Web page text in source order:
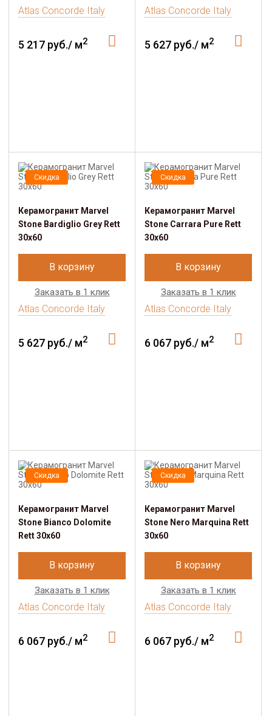
Atlas Concorde Italy
5 217 руб./ м2
Atlas Concorde Italy
5 627 руб./ м2
Скидка
Керамогранит Marvel
Stone Bardiglio Grey Rett
30x60
В корзину
Заказать в 1 клик
Atlas Concorde Italy
5 627 руб./ м2
Скидка
Керамогранит Marvel
Stone Carrara Pure Rett
30x60
В корзину
Заказать в 1 клик
Atlas Concorde Italy
6 067 руб./ м2
Скидка
Керамогранит Marvel
Stone Bianco Dolomite
Rett 30x60
В корзину
Заказать в 1 клик
Atlas Concorde Italy
6 067 руб./ м2
Скидка
Керамогранит Marvel
Stone Nero Marquina Rett
30x60
В корзину
Заказать в 1 клик
Atlas Concorde Italy
6 067 руб./ м2